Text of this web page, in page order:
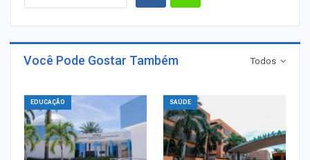
Todos
Você Pode Gostar Também
EDUCAÇÃO SAÚDE